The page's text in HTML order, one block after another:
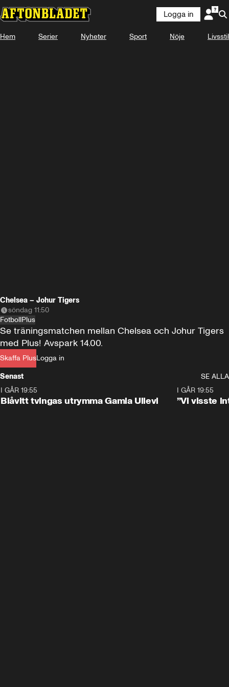
KOMMER
Se snart på Plus Video
Logga in
Hem Serier Nyheter Sport Nöje Livsstil
Chelsea – Johur Tigers
söndag 11:50
FotbollPlus
Skaffa PlusLogga in
Se träningsmatchen mellan Chelsea och Johur Tigers
med Plus! Avspark 14.00.
Senast
SE ALLA
I GÅR 19:55
Blåvitt tvingas utrymma Gamla Ullevi
I GÅR 19:55
”Vi visste